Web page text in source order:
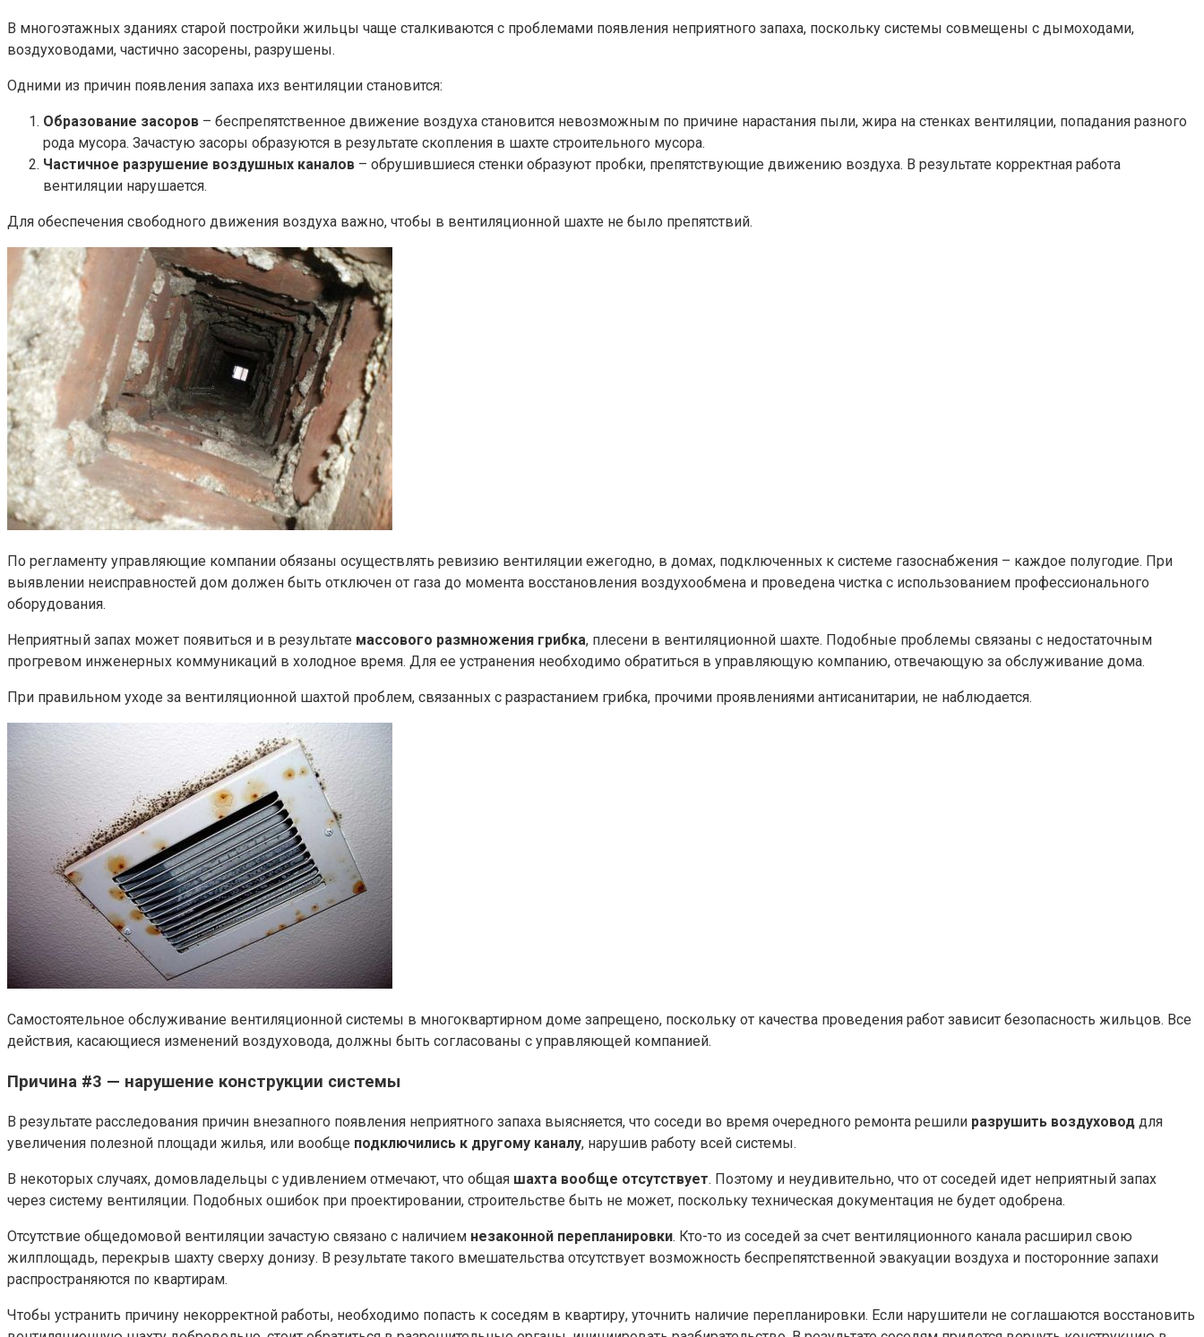
В многоэтажных зданиях старой постройки жильцы чаще сталкиваются с проблемами появления неприятного запаха, поскольку системы совмещены с дымоходами,
воздуховодами, частично засорены, разрушены.
Одними из причин появления запаха ихз вентиляции становится:
Образование засоров – беспрепятственное движение воздуха становится невозможным по причине нарастания пыли, жира на стенках вентиляции, попадания разного
рода мусора. Зачастую засоры образуются в результате скопления в шахте строительного мусора.
Частичное разрушение воздушных каналов – обрушившиеся стенки образуют пробки, препятствующие движению воздуха. В результате корректная работа
вентиляции нарушается.
Для обеспечения свободного движения воздуха важно, чтобы в вентиляционной шахте не было препятствий.
По регламенту управляющие компании обязаны осуществлять ревизию вентиляции ежегодно, в домах, подключенных к системе газоснабжения – каждое полугодие. При
выявлении неисправностей дом должен быть отключен от газа до момента восстановления воздухообмена и проведена чистка с использованием профессионального
оборудования.
Неприятный запах может появиться и в результате массового размножения грибка, плесени в вентиляционной шахте. Подобные проблемы связаны с недостаточным
прогревом инженерных коммуникаций в холодное время. Для ее устранения необходимо обратиться в управляющую компанию, отвечающую за обслуживание дома.
При правильном уходе за вентиляционной шахтой проблем, связанных с разрастанием грибка, прочими проявлениями антисанитарии, не наблюдается.
Самостоятельное обслуживание вентиляционной системы в многоквартирном доме запрещено, поскольку от качества проведения работ зависит безопасность жильцов. Все
действия, касающиеся изменений воздуховода, должны быть согласованы с управляющей компанией.
Причина #3 — нарушение конструкции системы
В результате расследования причин внезапного появления неприятного запаха выясняется, что соседи во время очередного ремонта решили разрушить воздуховод для
увеличения полезной площади жилья, или вообще подключились к другому каналу, нарушив работу всей системы.
В некоторых случаях, домовладельцы с удивлением отмечают, что общая шахта вообще отсутствует. Поэтому и неудивительно, что от соседей идет неприятный запах
через систему вентиляции. Подобных ошибок при проектировании, строительстве быть не может, поскольку техническая документация не будет одобрена.
Отсутствие общедомовой вентиляции зачастую связано с наличием незаконной перепланировки. Кто-то из соседей за счет вентиляционного канала расширил свою
жилплощадь, перекрыв шахту сверху донизу. В результате такого вмешательства отсутствует возможность беспрепятственной эвакуации воздуха и посторонние запахи
распространяются по квартирам.
Чтобы устранить причину некорректной работы, необходимо попасть к соседям в квартиру, уточнить наличие перепланировки. Если нарушители не соглашаются восстановить